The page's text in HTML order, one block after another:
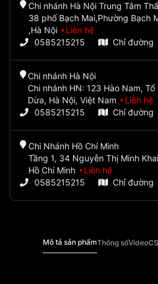
Chi nhánh Hà Nội Trung Tâm
38 phố Bạch Mai,Phường Bạch
,Hà Nội
Liên hệ
0585215215
Chỉ đường
Chi nhánh Hà Nội
Chi nhánh HN: 123 Hào Nam,
Dừa, Hà Nội, Việt Nam
Liên hệ
0585215215
Chỉ đường
Chi Nhánh Hồ Chí Minh
Tầng 1, 34 Nguyễn Thị Minh
Hồ Chí Minh
Liên hệ
0585215215
Chỉ đường
Mô tả sản phẩmThông sốVideo